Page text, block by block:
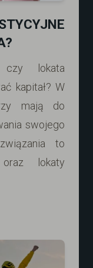
czy lokata
kapitał? W
mają do
swojego
to
oraz lokaty